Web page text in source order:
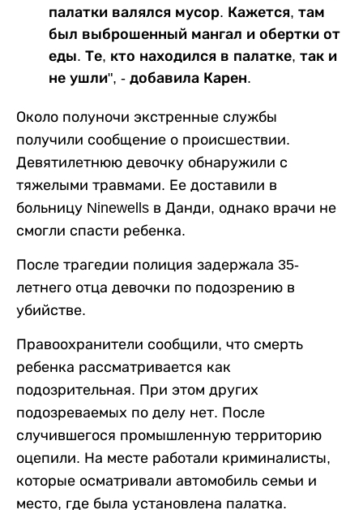
палатки валялся мусор. Кажется, там
был выброшенный мангал и обертки от
еды. Те, кто находился в палатке, так и
не ушли", - добавила Карен.
Около полуночи экстренные службы
получили сообщение о происшествии.
Девятилетнюю девочку обнаружили с
тяжелыми травмами. Ее доставили в
больницу Ninewells в Данди, однако врачи не
смогли спасти ребенка.
После трагедии полиция задержала 35-
летнего отца девочки по подозрению в
убийстве.
Правоохранители сообщили, что смерть
ребенка рассматривается как
подозрительная. При этом других
подозреваемых по делу нет. После
случившегося промышленную территорию
оцепили. На месте работали криминалисты,
которые осматривали автомобиль семьи и
место, где была установлена палатка.